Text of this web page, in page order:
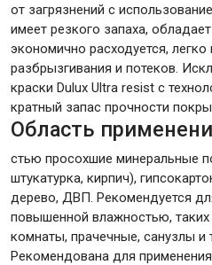
от загрязнений с
имеет резкого запаха,
экономично расходуется, легко
разбрызгивания и потеков.
краски Dulux Ultra resist с
кратный запас прочности
Область
стью просохшие минеральные
штукатурка, кирпич),
дерево, ДВП. Рекомендуется
повышенной влажностью,
комнаты, прачечные, санузлы и
Рекомендована для
Всё для
Товары для бани и сауны
Оборудование для